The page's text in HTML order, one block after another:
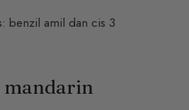
benzil amil dan cis 3
mandarin